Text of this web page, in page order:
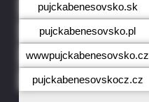
pujckabenesovsko.sk
pujckabenesovsko.pl
wwwpujckabenesovsko.cz
pujckabenesovskocz.cz